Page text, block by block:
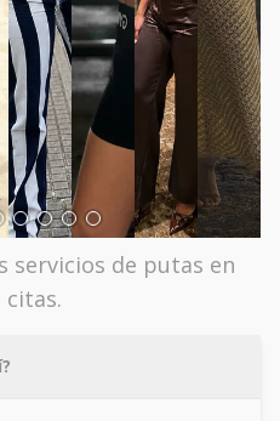
servicios de putas en
citas.